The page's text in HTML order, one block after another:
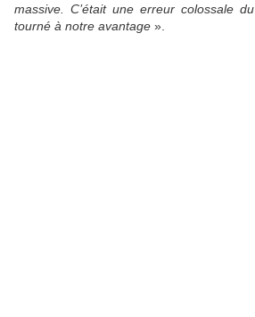
massive. C’était une erreur colossale
tourné à notre avantage ».